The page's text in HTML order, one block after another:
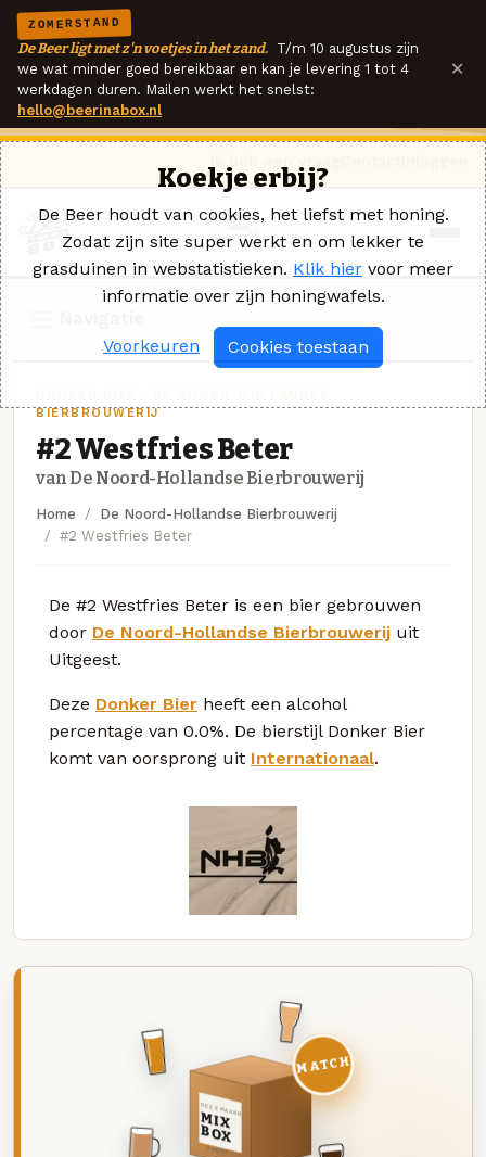
ZOMERSTAND
De Beer ligt met z'n voetjes in het zand. T/m 10 augustus zijn
we wat minder goed bereikbaar en kan je levering 1 tot 4
werkdagen duren. Mailen werkt het snelst:
hello@beerinabox.nl
×
BIERBROUWERIJ
#2 Westfries Beter
van De Noord-Hollandse Bierbrouwerij
Home
De Noord-Hollandse Bierbrouwerij
#2 Westfries Beter
De #2 Westfries Beter is een bier gebrouwen
door De Noord-Hollandse Bierbrouwerij uit
Uitgeest.
Deze Donker Bier heeft een alcohol
percentage van 0.0%. De bierstijl Donker Bier
komt van oorsprong uit Internationaal.
DEZE MAAND
MIX
BOX
8 BIEREN
MATCH
Koekje erbij?
De Beer houdt van cookies, het liefst met honing.
Zodat zijn site super werkt en om lekker te
grasduinen in webstatistieken. Klik hier voor meer
informatie over zijn honingwafels.
Voorkeuren Cookies toestaan